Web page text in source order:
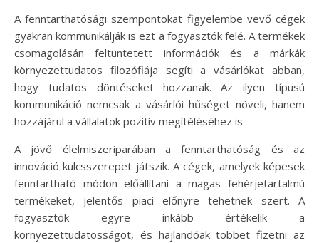
A fenntarthatósági szempontokat figyelembe vevő cégek
gyakran kommunikálják is ezt a fogyasztók felé. A termékek
csomagolásán feltüntetett információk és a márkák
környezettudatos filozófiája segíti a vásárlókat abban,
hogy tudatos döntéseket hozzanak. Az ilyen típusú
kommunikáció nemcsak a vásárlói hűséget növeli, hanem
hozzájárul a vállalatok pozitív megítéléséhez is.
A jövő élelmiszeriparában a fenntarthatóság és az
innováció kulcsszerepet játszik. A cégek, amelyek képesek
fenntartható módon előállítani a magas fehérjetartalmú
termékeket, jelentős piaci előnyre tehetnek szert. A
fogyasztók egyre inkább értékelik a
környezettudatosságot, és hajlandóak többet fizetni az